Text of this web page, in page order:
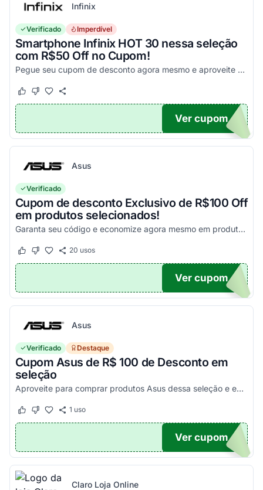
Infinix
Verificado Imperdível
Smartphone Infinix HOT 30 nessa seleção
com R$50 Off no Cupom!
Pegue seu cupom de desconto agora mesmo e aproveite esta incrível oportunidade para economizar nas suas compras com este código!
Este cupom funcionou
Este cupom não funcionou
X50
Ver cupom
Asus
Verificado
Cupom de desconto Exclusivo de R$100 Off
em produtos selecionados!
Garanta seu código e economize agora mesmo em produtos selecionados!
Este cupom funcionou
Este cupom não funcionou
20 usos
100
Ver cupom
Asus
Verificado Destaque
Cupom Asus de R$ 100 de Desconto em
seleção
Aproveite para comprar produtos Asus dessa seleção e economize! - E1504FA-NJ1287
Este cupom funcionou
Este cupom não funcionou
1 uso
100
Ver cupom
Claro Loja Online